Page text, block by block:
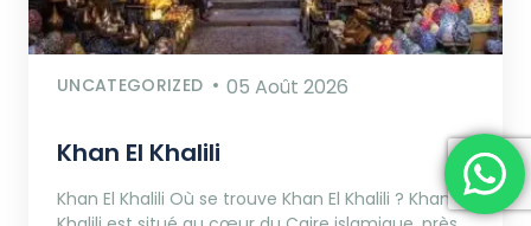
UNCATEGORIZED 05 Août 2026
Khan El Khalili
Khan El Khalili Où se trouve Khan El Khalili ? Khan El